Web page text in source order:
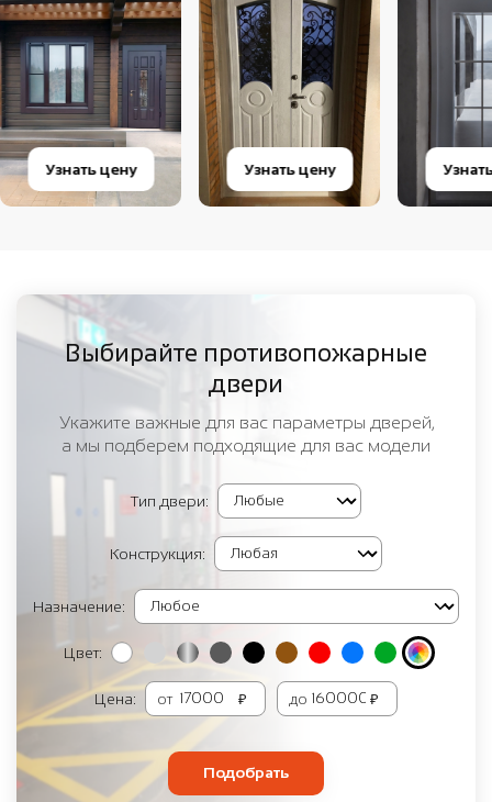
Узнать цену Узнать цену
Выбирайте противопожарные
двери
Укажите важные для вас параметры дверей,
а мы подберем подходящие для вас модели
Тип двери:
Конструкция:
Назначение:
Цвет:
Цена: от ₽ до ₽
Подобрать